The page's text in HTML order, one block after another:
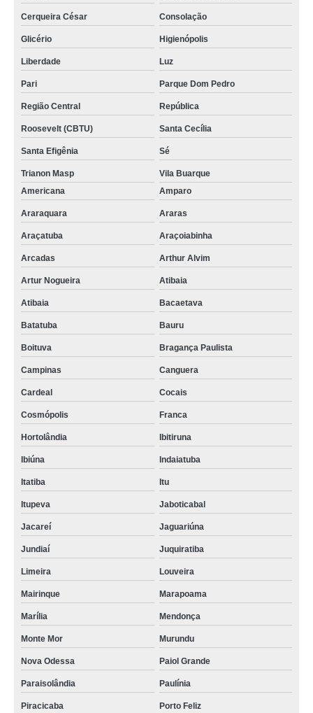
Cerqueira César Consolação
Glicério Higienópolis
Liberdade Luz
Pari Parque Dom Pedro
Região Central República
Roosevelt (CBTU) Santa Cecília
Santa Efigênia Sé
Trianon Masp
Vila Buarque
Americana
Amparo
Araraquara Araras
Araçatuba Araçoiabinha
Arcadas Arthur Alvim
Artur Nogueira Atibaia
Atibaia Bacaetava
Batatuba Bauru
Boituva Bragança Paulista
Campinas Canguera
Cardeal Cocais
Cosmópolis Franca
Hortolândia Ibitiruna
Ibiúna Indaiatuba
Itatiba Itu
Itupeva Jaboticabal
Jacareí Jaguariúna
Jundiaí Juquiratiba
Limeira Louveira
Mairinque Marapoama
Marília Mendonça
Monte Mor Murundu
Nova Odessa Paiol Grande
Paraisolândia Paulínia
Piracicaba Porto Feliz